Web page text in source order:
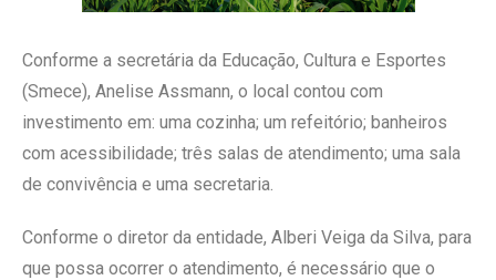
Conforme a secretária da Educação, Cultura e Esportes
(Smece), Anelise Assmann, o local contou com
investimento em: uma cozinha; um refeitório; banheiros
com acessibilidade; três salas de atendimento; uma sala
de convivência e uma secretaria.
Conforme o diretor da entidade, Alberi Veiga da Silva, para
que possa ocorrer o atendimento, é necessário que o